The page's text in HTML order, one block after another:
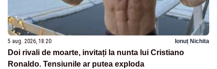
5 aug. 2026, 18:20 Ionuț Nichita
Doi rivali de moarte, invitați la nunta lui Cristiano
Ronaldo. Tensiunile ar putea exploda